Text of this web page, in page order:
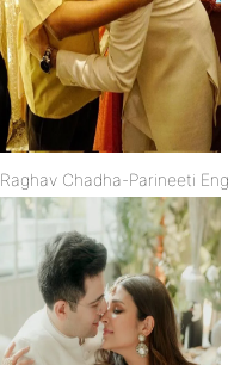
Raghav Chadha-Parineeti